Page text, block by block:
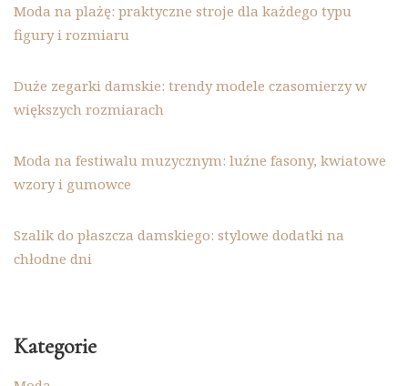
Moda na plażę: praktyczne stroje dla każdego typu
figury i rozmiaru
Duże zegarki damskie: trendy modele czasomierzy w
większych rozmiarach
Moda na festiwalu muzycznym: luźne fasony, kwiatowe
wzory i gumowce
Szalik do płaszcza damskiego: stylowe dodatki na
chłodne dni
Kategorie